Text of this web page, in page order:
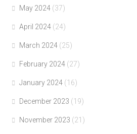
May 2024 (37)
April 2024 (24)
March 2024 (25)
February 2024 (27)
January 2024 (16)
December 2023 (19)
November 2023 (21)